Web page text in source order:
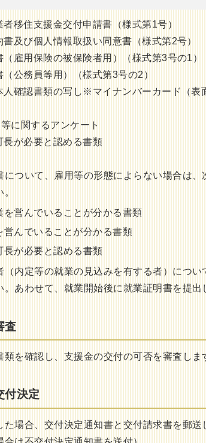
移住支援金交付申請書（様式第1号）
及び個人情報取扱い同意書（様式第2号）
雇用保険の被保険者用）（様式第3号の1）
公務員等用）（様式第3号の2）
確認書類の写し ※マイナンバーカード（表
に関するアンケート
長が必要と認める書類
について、雇用等の形態によらない場合は
を営んでいることが分かる書類
営んでいることが分かる書類
長が必要と認める書類
内定等の就業の見込みを有する者）につい
。あわせて、就業開始後に就業証明書を提出
査
類を確認し、支援金の交付の可否を審査しま
付決定
た場合、交付決定通知書と交付請求書を郵送